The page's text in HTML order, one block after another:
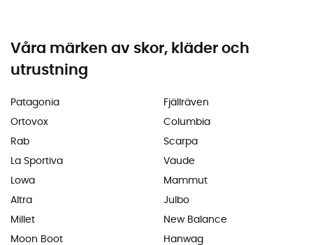
Våra märken av skor, kläder och
utrustning
Patagonia
Ortovox
Rab
La Sportiva
Lowa
Altra
Millet
Moon Boot
Fjällräven
Columbia
Scarpa
Vaude
Mammut
Julbo
New Balance
Hanwag